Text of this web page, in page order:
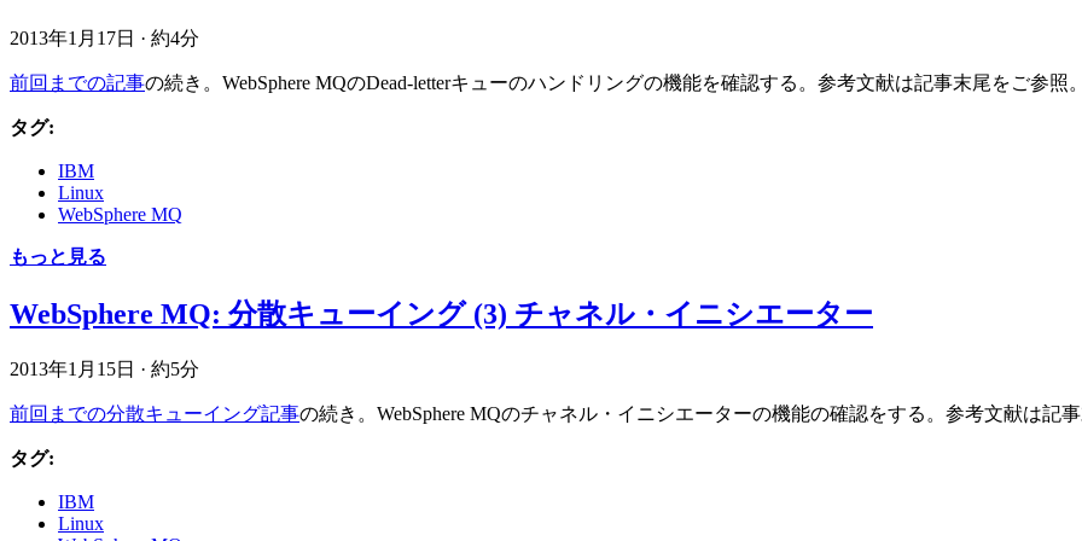
2013年1月17日 · 約4分
前回までの記事の続き。WebSphere MQのDead-letterキューのハンドリングの機能を確認する。参考文献は記事末尾をご参照。
タグ:
IBM
Linux
WebSphere MQ
もっと見る
WebSphere MQ: 分散キューイング (3) チャネル・イニシエーター
2013年1月15日 · 約5分
前回までの分散キューイング記事の続き。WebSphere MQのチャネル・イニシエーターの機能の確認をする。参考文献は記事
タグ:
IBM
Linux